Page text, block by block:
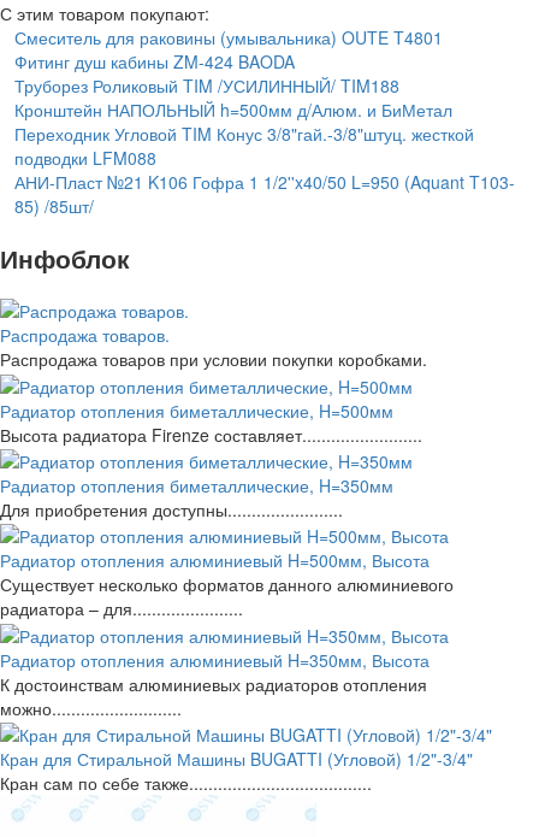
С этим товаром покупают:
Смеситель для раковины (умывальника) OUTE T4801
Фитинг душ кабины ZM-424 BAODA
Труборез Роликовый TIM /УСИЛИННЫЙ/ TIM188
Кронштейн НАПОЛЬНЫЙ h=500мм д/Алюм. и БиМетал
Переходник Угловой TIM Конус 3/8"гай.-3/8"штуц. жесткой
подводки LFM088
АНИ-Пласт №21 K106 Гофра 1 1/2''x40/50 L=950 (Aquant T103-
85) /85шт/
Инфоблок
Распродажа товаров.
Распродажа товаров при условии покупки коробками.
Радиатор отопления биметаллические, H=500мм
Высота радиатора Firenze составляет.........................
Радиатор отопления биметаллические, H=350мм
Для приобретения доступны........................
Радиатор отопления алюминиевый H=500мм, Высота
Существует несколько форматов данного алюминиевого
радиатора – для.......................
Радиатор отопления алюминиевый H=350мм, Высота
К достоинствам алюминиевых радиаторов отопления
можно...........................
Кран для Стиральной Машины BUGATTI (Угловой) 1/2"-3/4"
Кран сам по себе также......................................